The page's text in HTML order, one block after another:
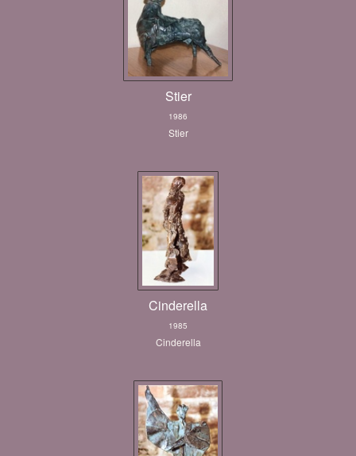
Stier
1986
Stier
Cinderella
1985
Cinderella